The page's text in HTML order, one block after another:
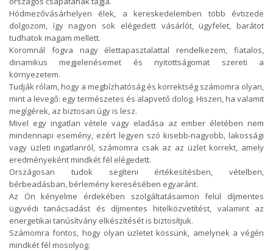
Hódmezővásárhelyen élek, a kereskedelemben több évtizede
dolgozom, így nagyon sok elégedett vásárlót, ügyfelet, barátot
tudhatok magam mellett.
Koromnál fogva nagy élettapasztalattal rendelkezem, fiatalos,
dinamikus megjelenésemet és nyitottságomat szereti a
környezetem.
Tudják rólam, hogy a megbízhatóság és korrektség számomra olyan,
mint a levegő: egy természetes és alapvető dolog. Hiszen, ha valamit
megígérek, az biztosan úgy is lesz.
Mivel egy ingatlan vétele vagy eladása az ember életében nem
mindennapi esemény, ezért legyen szó kisebb-nagyobb, lakossági
vagy üzleti ingatlanról, számomra csak az az üzlet korrekt, amely
eredményeként mindkét fél elégedett.
Országosan tudok segíteni értékesítésben, vételben,
bérbeadásban, bérlemény keresésében egyaránt.
Az Ön kényelme érdekében szolgáltatásaimon felül díjmentes
ügyvédi tanácsadást és díjmentes hitelközvetítést, valamint az
energetikai tanúsítvány elkészítését is biztosítjuk.
Számomra fontos, hogy olyan üzletet kössünk, amelynek a végén
mindkét fél mosolyog.